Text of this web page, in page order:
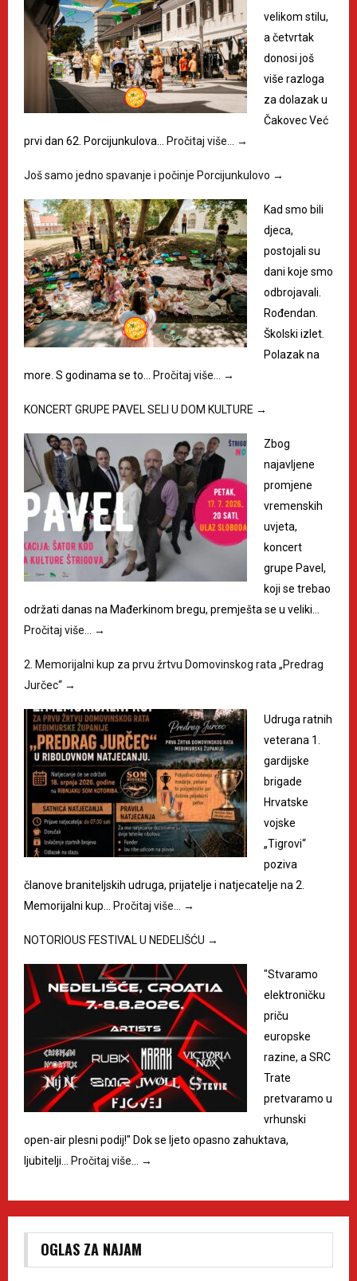
velikom stilu,
a četvrtak
donosi još
više razloga
za dolazak u
Čakovec Već
prvi dan 62. Porcijunkulova…
Pročitaj više… →
Još samo jedno spavanje i počinje Porcijunkulovo →
Kad smo bili
djeca,
postojali su
dani koje smo
odbrojavali.
Rođendan.
Školski izlet.
Polazak na
more. S godinama se to…
Pročitaj više… →
KONCERT GRUPE PAVEL SELI U DOM KULTURE →
Zbog
najavljene
promjene
vremenskih
uvjeta,
koncert
grupe Pavel,
koji se trebao
održati danas na Mađerkinom bregu, premješta se u veliki…
Pročitaj više…
→
2. Memorijalni kup za prvu žrtvu Domovinskog rata „Predrag
Jurčec“ →
Udruga ratnih
veterana 1.
gardijske
brigade
Hrvatske
vojske
„Tigrovi“
poziva
članove braniteljskih udruga, prijatelje i natjecatelje na 2.
Memorijalni kup…
Pročitaj više… →
NOTORIOUS FESTIVAL U NEDELIŠĆU →
"Stvaramo
elektroničku
priču
europske
razine, a SRC
Trate
pretvaramo u
vrhunski
open-air plesni podij!" Dok se ljeto opasno zahuktava,
ljubitelji…
Pročitaj više… →
OGLAS ZA NAJAM